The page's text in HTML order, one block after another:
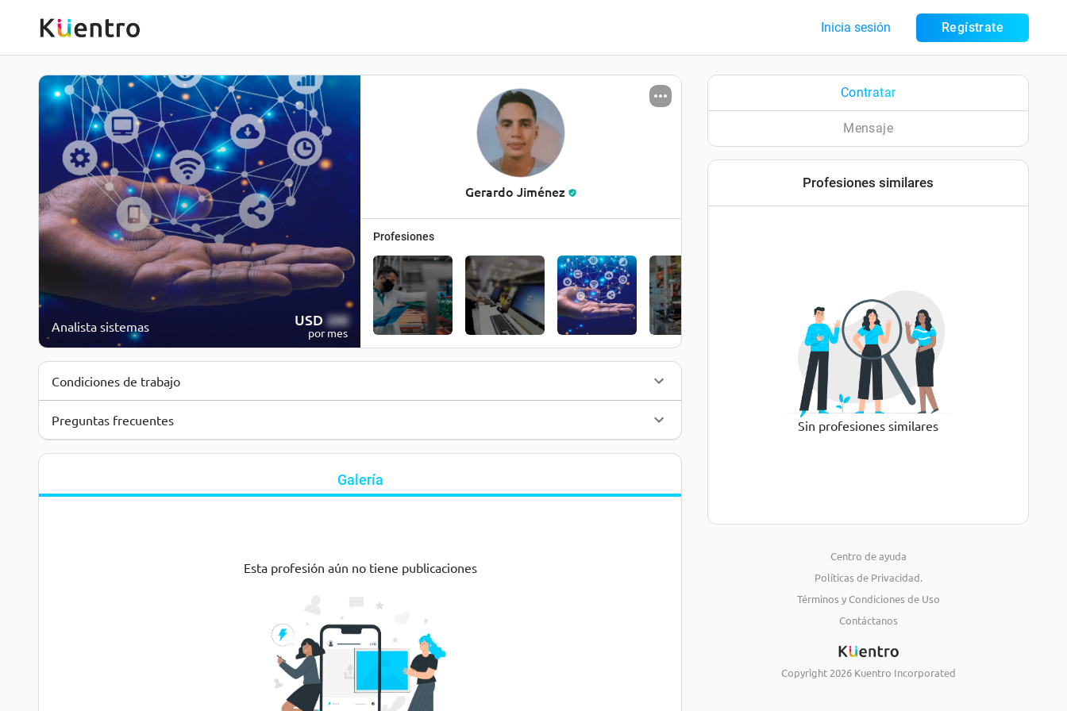
Inicia sesión Regístrate
Analista sistemas USD 200
por mes
Gerardo Jiménez
Profesiones
Condiciones de trabajo
Preguntas frecuentes
Galería
Esta profesión aún no tiene publicaciones
Contratar
Mensaje
Profesiones similares
Sin profesiones similares
Centro de ayuda
Políticas de Privacidad.
Términos y Condiciones de Uso
Contáctanos
Copyright 2026 Kuentro Incorporated